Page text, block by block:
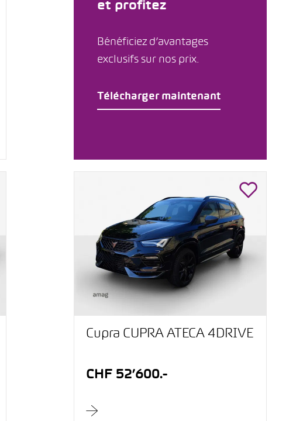
et profitez
Bénéficiez d’avantages
exclusifs sur nos prix.
Télécharger maintenant
Cupra CUPRA ATECA 4DRIVE
CHF 52’600.-